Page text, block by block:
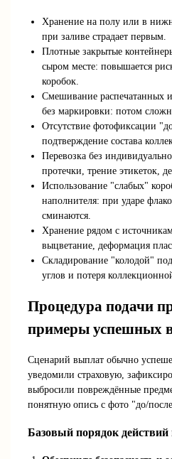
Хранение на полу или в
при заливе страдает первым.
Плотные закрытые
сыром месте: повышается
коробок.
Смешивание распечатанных
без маркировки: потом
Отсутствие фотофиксации
подтверждение состава
Перевозка без
протечки, трение этикеток,
Использование "слабых"
наполнителя: при ударе
сминаются.
Хранение рядом с
выцветание, деформация
Складирование "колодой"
углов и потеря
Процедура подачи
примеры успешных
Сценарий выплат обычно
уведомили страховую,
выбросили повреждённые
понятную опись с фото "до/
Базовый порядок